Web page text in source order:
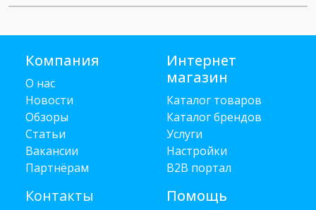
Компания
О нас
Новости
Обзоры
Статьи
Вакансии
Партнёрам
Контакты
Интернет
магазин
Каталог товаров
Каталог брендов
Услуги
Настройки
B2B портал
Помощь